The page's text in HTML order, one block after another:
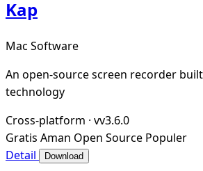
Kap
Mac Software
An open-source screen recorder
technology
Cross-platform · vv3.6.0
Gratis Aman Open Source Populer
Detail
Download